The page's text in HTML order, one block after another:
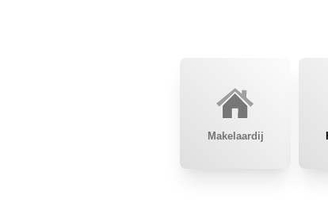
Makelaardij